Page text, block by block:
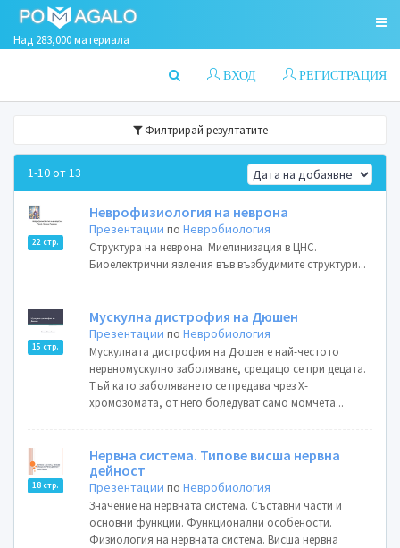
Над 283,000 материала
РЕГИСТРАЦИЯ
ВХОД
Филтрирай резултатите
1-10 от 13
22 стр.
Неврофизиология на неврона
Презентации поНевробиология
Структура на неврона. Миелинизация в ЦНС.
Биоелектрични явления във възбудимите структури...
15 стр.
Мускулна дистрофия на Дюшен
Презентации поНевробиология
Мускулната дистрофия на Дюшен е най-честото
нервномускулно заболяване, срещащо се при децата.
Тъй като заболяването се предава чрез Х-
хромозомата, от него боледуват само момчета...
18 стр.
Нервна система. Типове висша нервна
дейност
Презентации поНевробиология
Значение на нервната система. Съставни части и
основни функции. Функционални особености.
Физиология на нервната система. Висша нервна